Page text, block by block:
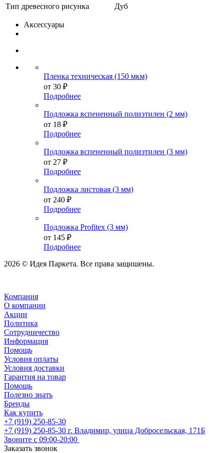
Тип древесного рисунка
Дуб
Аксессуары
Пленка техническая (150 мкм)
от 30 ₽
Подробнее
Подложка вспененный полиэтилен (2 мм)
от 18 ₽
Подробнее
Подложка вспененный полиэтилен (3 мм)
от 27 ₽
Подробнее
Подложка листовая (3 мм)
от 240 ₽
Подробнее
Подложка Profitex (3 мм)
от 145 ₽
Подробнее
2026 © Идея Паркета. Все права защишены.
Компания
О компании
Акции
Политика
Сотрудничество
Информация
Помощь
Условия оплаты
Условия доставки
Гарантия на товар
Помощь
Полезно знать
Бренды
Как купить
+7 (919) 250-85-30
+7 (919) 250-85-30 г. Владимир, улица Добросельская, 171Б
Звоните с 09:00-20:00
Заказать звонок